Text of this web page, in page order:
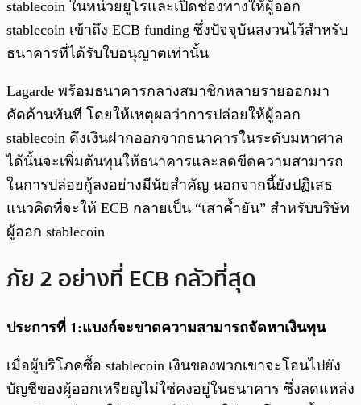
stablecoin ในหน่วยยูโรและเปิดช่องทางให้ผู้ออก
stablecoin เข้าถึง ECB funding ซึ่งปัจจุบันสงวนไว้สำหรับ
ธนาคารที่ได้รับใบอนุญาตเท่านั้น
Lagarde พร้อมธนาคารกลางสมาชิกหลายรายออกมา
คัดค้านทันที โดยให้เหตุผลว่าการปล่อยให้ผู้ออก
stablecoin ดึงเงินฝากออกจากธนาคารในระดับมหาศาล
ได้นั้นจะเพิ่มต้นทุนให้ธนาคารและลดขีดความสามารถ
ในการปล่อยกู้ลงอย่างมีนัยสำคัญ นอกจากนี้ยังปฏิเสธ
แนวคิดที่จะให้ ECB กลายเป็น “เสาค้ำยัน” สำหรับบริษัท
ผู้ออก stablecoin
ภัย 2 อย่างที่ ECB กลัวที่สุด
ประการที่ 1:แบงก์จะขาดความสามารถจัดหาเงินทุน
เมื่อผู้บริโภคซื้อ stablecoin เงินของพวกเขาจะโอนไปยัง
บัญชีของผู้ออกเหรียญไม่ใช่คงอยู่ในธนาคาร ซึ่งลดแหล่ง